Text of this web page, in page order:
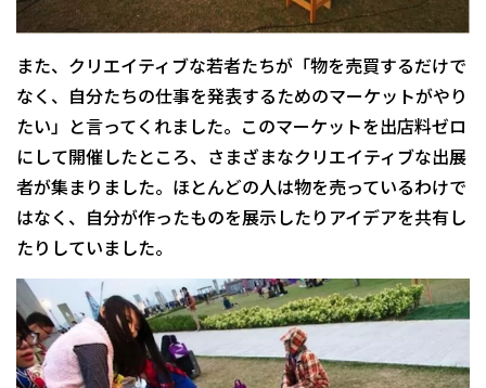
また、クリエイティブな若者たちが「物を売買するだけで
なく、自分たちの仕事を発表するためのマーケットがやり
たい」と言ってくれました。このマーケットを出店料ゼロ
にして開催したところ、さまざまなクリエイティブな出展
者が集まりました。ほとんどの人は物を売っているわけで
はなく、自分が作ったものを展示したりアイデアを共有し
たりしていました。